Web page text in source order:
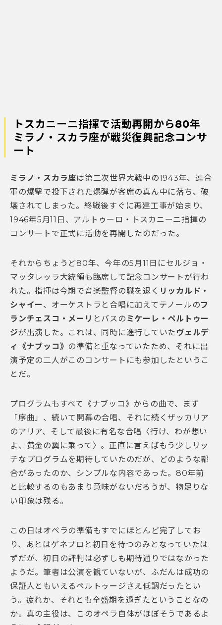
トスカニーニ指揮で活動再開から80年
ミラノ・スカラ座が戦災復興記念コンサ
ート
ミラノ・スカラ座は第二次世界大戦中の1943年、連合
軍の爆撃で投下された爆弾が客席の真ん中に落ち、破
壊されてしまった。終戦後すぐに再建工事が始まり、
1946年5月11日、アルトゥーロ・トスカニーニ指揮の
コンサートで正式に活動を再開したのだった。
それからちょうど80年、今年の5月11日にセルジョ・
マッタレッラ大統領も臨席して記念コンサートが行わ
れた。指揮は今期で音楽監督の職を退く リッカルド・
シャイー 、オーケストラと合唱に加えてテノールのフ
ランチェスコ・メーリ とバスの ミケーレ・ペルトゥー
ジが出演した。これは、同時に進行していた ヴェルデ
ィ《ナブッコ》 の準備と重なっていたため、それに出
演予定の二人がこのコンサートにも参加したというこ
とだ。
プログラムもすべて《ナブッコ》からの曲で、まず
「序曲」、続いて開幕の合唱、それに続くザッカリア
のアリア、そして最後に有名な合唱〈行け、わが想い
よ、黄金の翼に乗って〉。正直に言えばもう少しリッ
チなプログラムを期待していたのだが、どのような都
合があったのか、シンプルな内容であった。80年前
と比較するのもあまり意味がないだろうが、物足りな
い印象は残る。
この日はオペラの準備もすでにほとんど完了してお
り、あとはゲネプロと初日を待つのみとなっていたは
ずだが、初日の評判は必ずしも期待通りではなかった
ようだ。筆者は公演を観ていないが、ふだんは成功の
保証人ともいえるペルトゥージさえ低調だったとい
う。疲れか、それとも全盛期を過ぎたということなの
か。真の主役は、このオペラ自体がほぼそうであるよ